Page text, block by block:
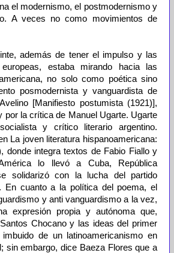
el modernismo, el postmodernismo y
A veces no como movimientos de
además de tener el impulso y las
estaba mirando hacia las
no solo como poética sino
posmodernista y vanguardista de
[Manifiesto postumista (1921)],
por la crítica de Manuel Ugarte. Ugarte
y crítico literario argentino.
La joven literatura hispanoamericana:
donde integra textos de Fabio Fiallo y
lo llevó a Cuba, República
solidarizó con la lucha del partido
En cuanto a la política del poema, el
y anti vanguardismo a la vez,
expresión propia y autónoma que,
Chocano y las ideas del primer
de un latinoamericanismo en
sin embargo, dice Baeza Flores que a